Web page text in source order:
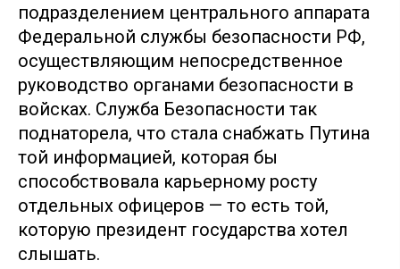
подразделением центрального аппарата
Федеральной службы безопасности РФ,
осуществляющим непосредственное
руководство органами безопасности в
войсках. Служба Безопасности так
поднаторела, что стала снабжать Путина
той информацией, которая бы
способствовала карьерному росту
отдельных офицеров — то есть той,
которую президент государства хотел
слышать.